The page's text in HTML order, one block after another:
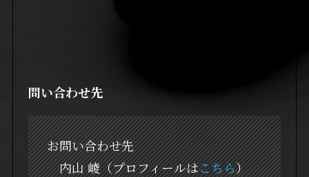
問い合わせ先
お問い合わせ先
内山 崚（プロフィールはこちら）